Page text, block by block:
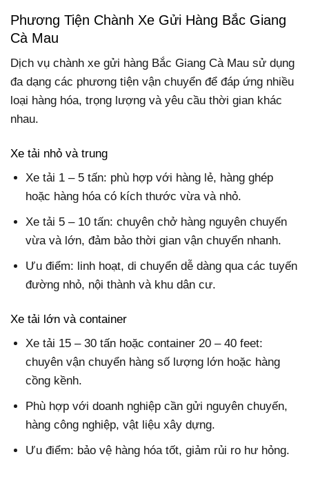
Phương Tiện Chành Xe Gửi Hàng Bắc Giang
Cà Mau
Dịch vụ chành xe gửi hàng Bắc Giang Cà Mau sử dụng
đa dạng các phương tiện vận chuyển để đáp ứng nhiều
loại hàng hóa, trọng lượng và yêu cầu thời gian khác
nhau.
Xe tải nhỏ và trung
Xe tải 1 – 5 tấn: phù hợp với hàng lẻ, hàng ghép
hoặc hàng hóa có kích thước vừa và nhỏ.
Xe tải 5 – 10 tấn: chuyên chở hàng nguyên chuyến
vừa và lớn, đảm bảo thời gian vận chuyển nhanh.
Ưu điểm: linh hoạt, di chuyển dễ dàng qua các tuyến
đường nhỏ, nội thành và khu dân cư.
Xe tải lớn và container
Xe tải 15 – 30 tấn hoặc container 20 – 40 feet:
chuyên vận chuyển hàng số lượng lớn hoặc hàng
cồng kềnh.
Phù hợp với doanh nghiệp cần gửi nguyên chuyến,
hàng công nghiệp, vật liệu xây dựng.
Ưu điểm: bảo vệ hàng hóa tốt, giảm rủi ro hư hỏng.